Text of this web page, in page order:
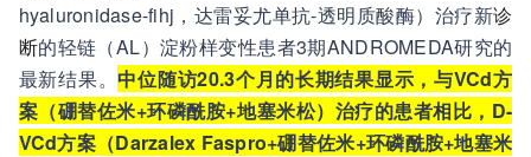
hyaluronidase-fihj，达雷妥尤单抗-透明质酸酶）治疗新诊
断的轻链（AL）淀粉样变性患者3期ANDROMEDA研究的
最新结果。 中位随访20.3个月的长期结果显示，与VCd方
案（硼替佐米+环磷酰胺+地塞米松）治疗的患者相比，D-
VCd方案（Darzalex Faspro+硼替佐米+环磷酰胺+地塞米